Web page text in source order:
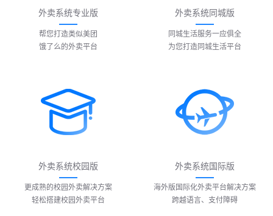
外卖系统专业版
帮您打造类似美团
饿了么的外卖平台
外卖系统同城版
同城生活服务一应俱全
为您打造同城生活平台
外卖系统校园版
更成熟的校园外卖解决方案
轻松搭建校园外卖平台
外卖系统国际版
海外版国际化外卖平台解决方案
跨越语言、支付障碍